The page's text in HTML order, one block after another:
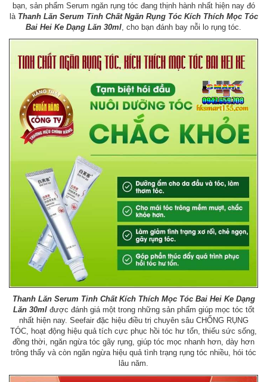
bạn, sản phẩm Serum ngăn rụng tóc đang thịnh hành nhất hiện nay đó
là Thanh Lăn Serum Tinh Chất Ngăn Rụng Tóc Kích Thích Mọc Tóc
Bai Hei Ke Dạng Lăn 30ml , cho bạn đánh bay nỗi lo rụng tóc.
Thanh Lăn Serum Tinh Chất Kích Thích Mọc Tóc Bai Hei Ke Dạng
Lăn 30mlđược đánh giá một trong những sản phẩm giúp mọc tóc tốt
nhất hiện nay. Seefair đặc hiệu điều trị chuyên sâu CHỐNG RỤNG
TÓC, hoạt động hiệu quả tích cực phục hồi tóc hư tổn, thiếu sức sống,
đồng thời, ngăn ngừa tóc gãy rụng, giúp tóc mọc nhanh hơn, dày hơn
trông thấy và còn ngăn ngừa hiệu quả tình trạng rụng tóc nhiều, hói tóc
lâu năm.